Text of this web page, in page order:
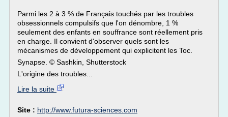
Parmi les 2 à 3 % de Français touchés par les troubles
obsessionnels compulsifs que l'on dénombre, 1 %
seulement des enfants en souffrance sont réellement pris
en charge. Il convient d'observer quels sont les
mécanismes de développement qui explicitent les Toc.
Synapse. © Sashkin, Shutterstock
L'origine des troubles...
Lire la suite
Site : http://www.futura-sciences.com